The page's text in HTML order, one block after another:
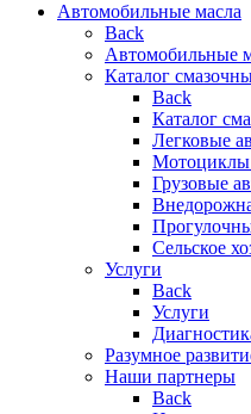
Автомобильные масла
Back
Автомобильные
Каталог
Back
Каталог
Легковые
Мотоциклы
Грузовые
Сельское
Услуги
Back
Услуги
Разумное
Наши партнеры
Back